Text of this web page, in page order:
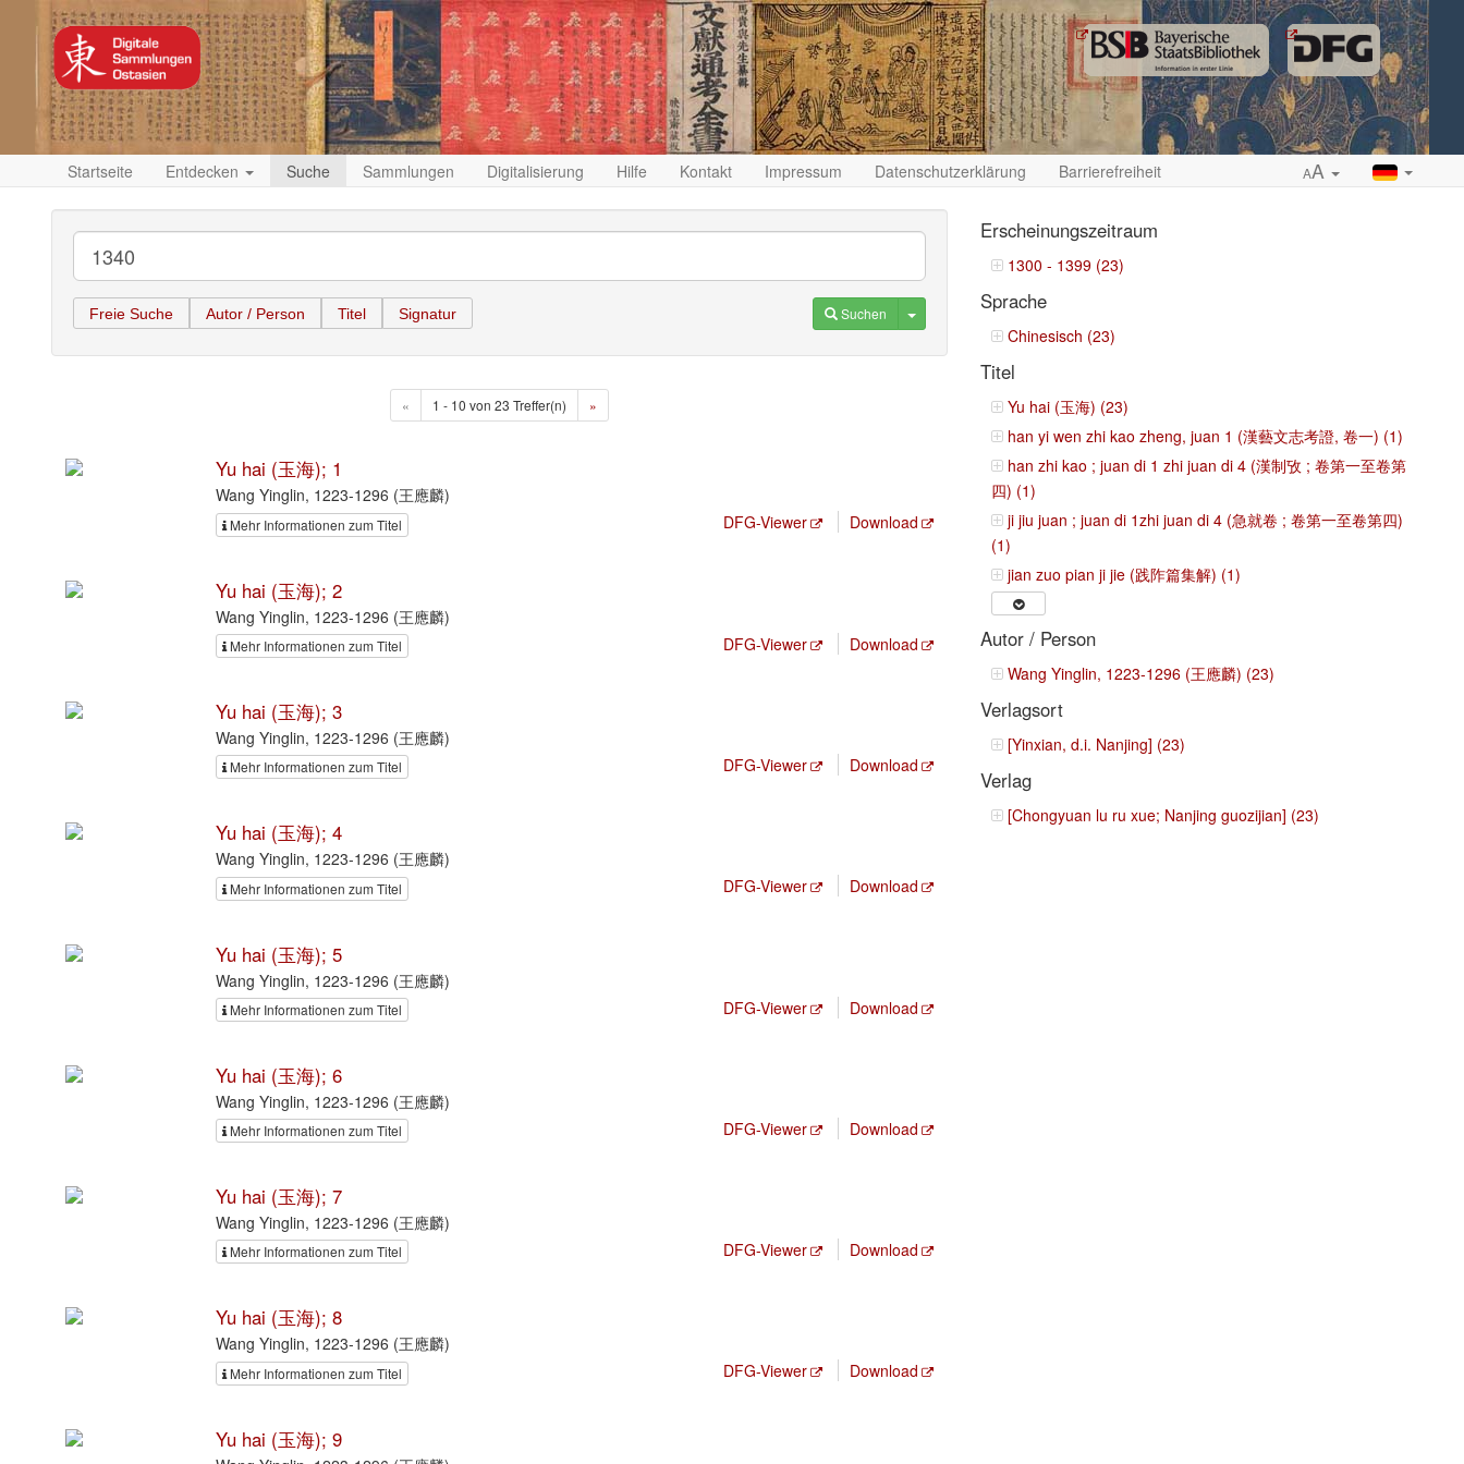
Startseite Entdecken Suche Sammlungen Digitalisierung Hilfe Kontakt Impressum Datenschutzerklärung Barrierefreiheit AA
Freie Suche Autor / Person Titel Signatur Suchen Toggle Dropdown
« 1 - 10 von 23 Treffer(n) »
Yu hai (玉海); 1
Wang Yinglin, 1223-1296 (王應麟)
Mehr Informationen zum Titel DFG-Viewer Download
Yu hai (玉海); 2
Wang Yinglin, 1223-1296 (王應麟)
Mehr Informationen zum Titel DFG-Viewer Download
Yu hai (玉海); 3
Wang Yinglin, 1223-1296 (王應麟)
Mehr Informationen zum Titel DFG-Viewer Download
Yu hai (玉海); 4
Wang Yinglin, 1223-1296 (王應麟)
Mehr Informationen zum Titel DFG-Viewer Download
Yu hai (玉海); 5
Wang Yinglin, 1223-1296 (王應麟)
Mehr Informationen zum Titel DFG-Viewer Download
Yu hai (玉海); 6
Wang Yinglin, 1223-1296 (王應麟)
Mehr Informationen zum Titel DFG-Viewer Download
Yu hai (玉海); 7
Wang Yinglin, 1223-1296 (王應麟)
Mehr Informationen zum Titel DFG-Viewer Download
Yu hai (玉海); 8
Wang Yinglin, 1223-1296 (王應麟)
Mehr Informationen zum Titel DFG-Viewer Download
Yu hai (玉海); 9
Erscheinungszeitraum
1300 - 1399 (23)
Sprache
Chinesisch (23)
Titel
Yu hai (玉海) (23)
han yi wen zhi kao zheng, juan 1 (漢藝文志考證, 卷一) (1)
han zhi kao ; juan di 1 zhi juan di 4 (漢制攷 ; 卷第一至卷第
四) (1)
ji jiu juan ; juan di 1zhi juan di 4 (急就卷 ; 卷第一至卷第四)
(1)
jian zuo pian ji jie (践阼篇集解) (1)
Autor / Person
Wang Yinglin, 1223-1296 (王應麟) (23)
Verlagsort
[Yinxian, d.i. Nanjing] (23)
Verlag
[Chongyuan lu ru xue; Nanjing guozijian] (23)